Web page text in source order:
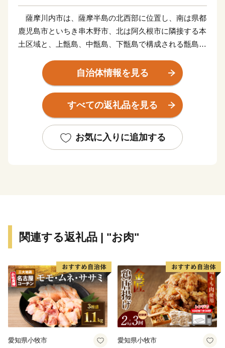
薩摩川内市は、薩摩半島の北西部に位置し、南は県都
鹿児島市といちき串木野市、北は阿久根市に隣接する本
土区域と、上甑島、中甑島、下甑島で構成される甑島区
砂青松の海岸線、市街部を悠々と流れる一級河川「川内
川」、藺牟田池をはじめとするみどり豊かな山々や湖、
地形の変化の美しい甑島、各地の温泉など、多種多様な
自然環境を有しています。当市が有するこれらの多彩で
県立自然公園、甑島県立自然公園に指定され、人々に親
しまれています。
自治体情報を見る
すべての返礼品を見る
お気に入りに追加する
関連する返礼品 | "お肉"
愛知県小牧市 愛知県小牧市